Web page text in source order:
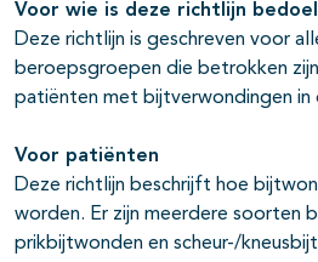
Voor wie is deze richtlijn
Deze richtlijn is geschreven voor
beroepsgroepen die betrokken
patiënten met bijtverwondingen in
Voor patiënten
Deze richtlijn beschrijft hoe
worden. Er zijn meerdere soorten
prikbijtwonden en scheur-/